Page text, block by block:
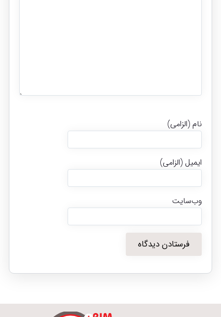
نام (الزامی)
ایمیل (الزامی)
وب‌سایت